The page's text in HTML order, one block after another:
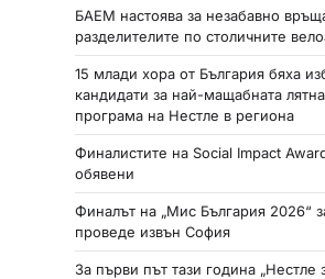
БАЕМ настоява за незабавно
разделителите по столичните
15 млади хора от България бяха
кандидати за най-мащабната
програма на Нестле в региона
Финалистите на Social Impact
обявени
Финалът на „Мис България 2026“
проведе извън София
За първи път тази година